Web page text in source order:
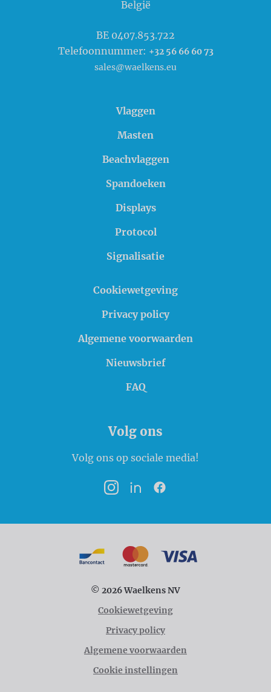
België
BE 0407.853.722
Telefoonnummer: +32 56 66 60 73
sales@waelkens.eu
Vlaggen
Masten
Beachvlaggen
Spandoeken
Displays
Protocol
Signalisatie
Cookiewetgeving
Privacy policy
Algemene voorwaarden
Nieuwsbrief
FAQ
Volg ons
Volg ons op sociale media!
InstagramLinkedInFacebook
© 2026 Waelkens NV
Cookiewetgeving
Privacy policy
Algemene voorwaarden
Cookie instellingen
Betaalmogelijkheden
BancontactMasterCard
VISA